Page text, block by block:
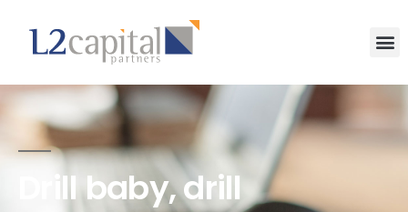
Drill baby, drill